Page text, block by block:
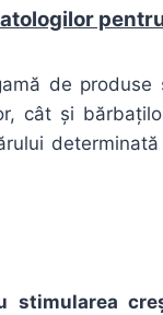
de
cât și
stimularea